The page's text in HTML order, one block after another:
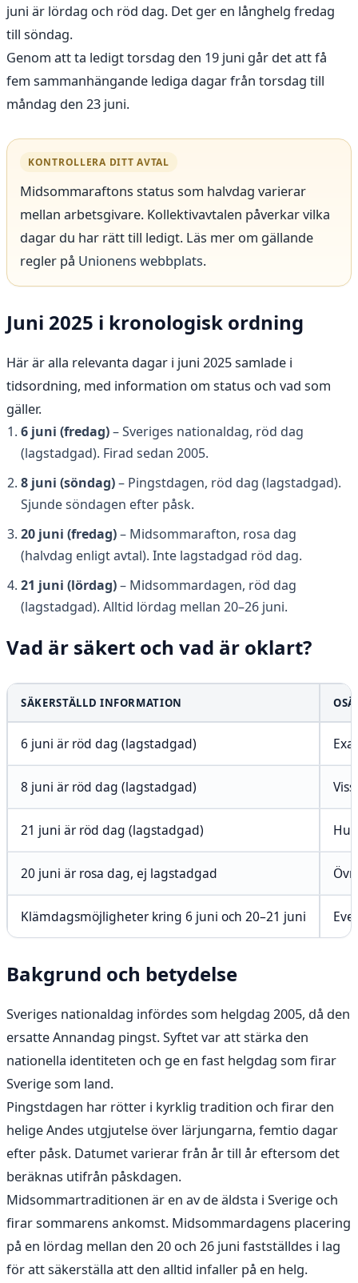
juni är lördag och röd dag. Det ger en långhelg fredag
till söndag.
Genom att ta ledigt torsdag den 19 juni går det att få
fem sammanhängande lediga dagar från torsdag till
måndag den 23 juni.
KONTROLLERA DITT AVTAL
Midsommaraftons status som halvdag varierar
mellan arbetsgivare. Kollektivavtalen påverkar vilka
dagar du har rätt till ledigt. Läs mer om gällande
regler på Unionens webbplats.
Juni 2025 i kronologisk ordning
Här är alla relevanta dagar i juni 2025 samlade i
tidsordning, med information om status och vad som
gäller.
6 juni (fredag)– Sveriges nationaldag, röd dag
(lagstadgad). Firad sedan 2005.
8 juni (söndag)– Pingstdagen, röd dag (lagstadgad).
Sjunde söndagen efter påsk.
20 juni (fredag)– Midsommarafton, rosa dag
(halvdag enligt avtal). Inte lagstadgad röd dag.
21 juni (lördag)– Midsommardagen, röd dag
(lagstadgad). Alltid lördag mellan 20–26 juni.
Vad är säkert och vad är oklart?
SÄKERSTÄLLD INFORMATION
6 juni är röd dag (lagstadgad)
8 juni är röd dag (lagstadgad)
21 juni är röd dag (lagstadgad)
20 juni är rosa dag, ej lagstadgad
Klämdagsmöjligheter kring 6 juni och 20–21 juni
Bakgrund och betydelse
Sveriges nationaldag infördes som helgdag 2005, då den
ersatte Annandag pingst. Syftet var att stärka den
nationella identiteten och ge en fast helgdag som firar
Sverige som land.
Pingstdagen har rötter i kyrklig tradition och firar den
helige Andes utgjutelse över lärjungarna, femtio dagar
efter påsk. Datumet varierar från år till år eftersom det
beräknas utifrån påskdagen.
Midsommartraditionen är en av de äldsta i Sverige och
firar sommarens ankomst. Midsommardagens placering
på en lördag mellan den 20 och 26 juni fastställdes i lag
för att säkerställa att den alltid infaller på en helg.